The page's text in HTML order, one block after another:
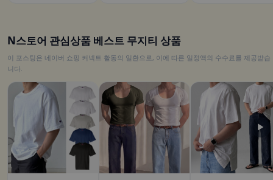
N스토어 관심상품 베스트 무지티 상품
이 포스팅은 네이버 쇼핑 커넥트 활동의 일환으로, 이에 따른 일정액의 수수료를 제공받습
니다.
▶